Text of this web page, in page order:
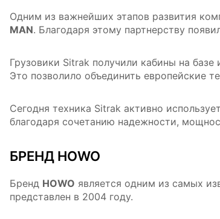
Одним из важнейших этапов развития
MAN. Благодаря этому партнерству
Грузовики Sitrak получили кабины на базе
Это позволило объединить европейские
Сегодня техника Sitrak активно
благодаря сочетанию надежности,
БРЕНД HOWO
Бренд HOWO является одним из самых
представлен в 2004 году.